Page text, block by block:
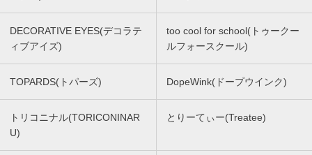
DECORATIVE EYES(デコラテ
ィブアイズ)
too cool for school(トゥークー
ルフォースクール)
TOPARDS(トパーズ) DopeWink(ドープウインク)
トリコニナル(TORICONINAR
U)
とりーてぃー(Treatee)